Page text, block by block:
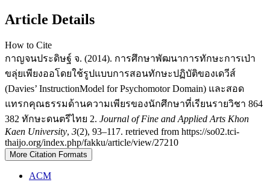
Article Details
How to Cite
กาญจนประดิษฐ์ จ. (2014). การศึกษาพัฒนาการทักษะการเป่า
ขลุ่ยเพียงออโดยใช้รูปแบบการสอนทักษะปฏิบัติของเดวีส์
(Davies’ InstructionModel for Psychomotor Domain) และสอด
แทรกคุณธรรมด้านความเพียรของนักศึกษาที่เรียนรายวิชา 864
382 ทักษะดนตรีไทย 2. Journal of Fine and Applied Arts Khon
Kaen University, 3(2), 93–117. retrieved from https://so02.tci-
thaijo.org/index.php/fakku/article/view/27210
More Citation Formats
ACM